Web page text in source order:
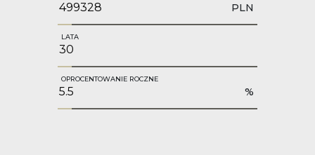
PLN
LATA
OPROCENTOWANIE ROCZNE
%